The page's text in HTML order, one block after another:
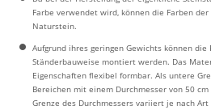
Farbe verwendet wird, können die Farben
Naturstein.
Aufgrund ihres geringen Gewichts können die
Ständerbauweise montiert werden. Das
Eigenschaften flexibel formbar. Als untere
Bereichen mit einem Durchmesser von 50
Grenze des Durchmessers variiert je nach Art